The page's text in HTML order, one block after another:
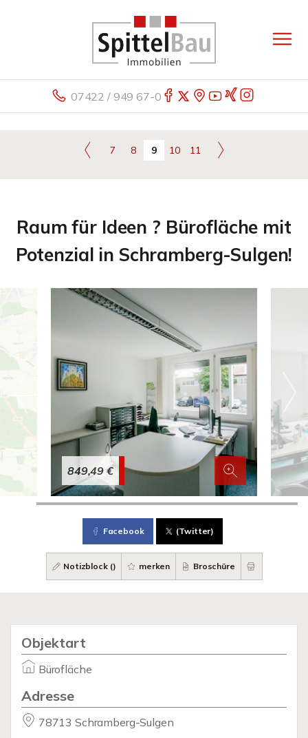
07422 / 949 67-0
7 8 9 10 11
Raum für Ideen ? Bürofläche mit
Potenzial in Schramberg-Sulgen!
849,49 €
Facebook (Twitter)
Notizblock () merken Broschüre
Objektart
Bürofläche
Adresse
78713 Schramberg-Sulgen